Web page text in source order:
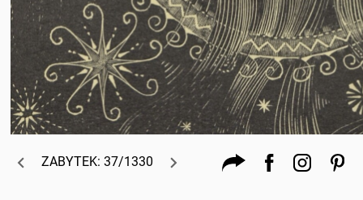
ZABYTEK: 37/1330